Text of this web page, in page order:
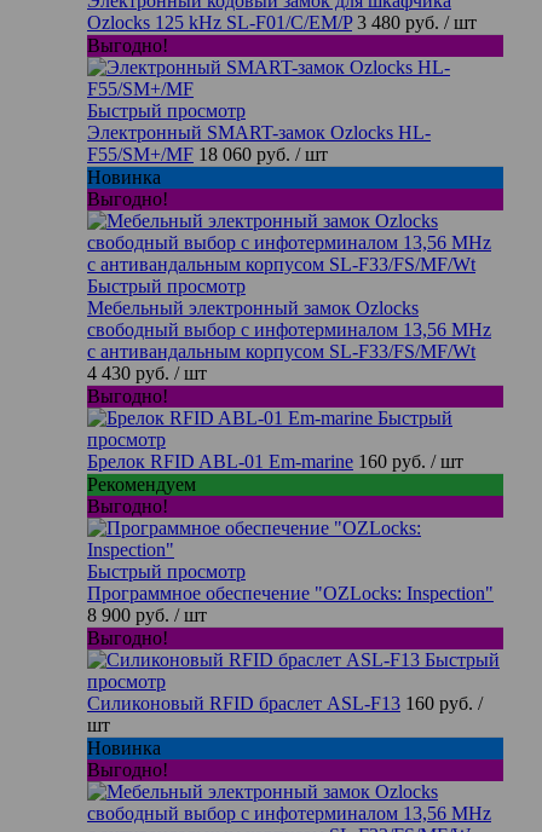
Ozlocks 125 kHz SL-F01/C/EM/P 3 480 руб. / шт
Выгодно!
Быстрый просмотр
Электронный SMART-замок Ozlocks HL-
F55/SM+/MF 18 060 руб. / шт
Новинка
Выгодно!
Быстрый просмотр
Мебельный электронный замок Ozlocks
свободный выбор с инфотерминалом 13,56 MHz
с антивандальным корпусом SL-F33/FS/MF/Wt
4 430 руб. / шт
Выгодно!
Быстрый
просмотр
Брелок RFID ABL-01 Em-marine 160 руб. / шт
Рекомендуем
Выгодно!
Быстрый просмотр
Программное обеспечение "OZLocks: Inspection"
8 900 руб. / шт
Выгодно!
Быстрый
просмотр
Силиконовый RFID браслет ASL-F13 160 руб. /
шт
Новинка
Выгодно!